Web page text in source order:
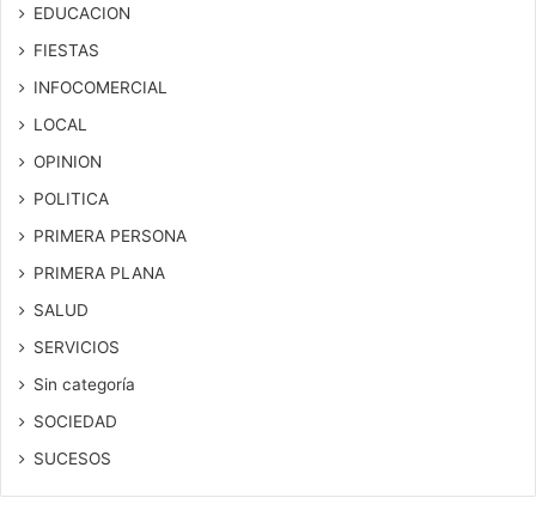
EDUCACION
FIESTAS
INFOCOMERCIAL
LOCAL
OPINION
POLITICA
PRIMERA PERSONA
PRIMERA PLANA
SALUD
SERVICIOS
Sin categoría
SOCIEDAD
SUCESOS